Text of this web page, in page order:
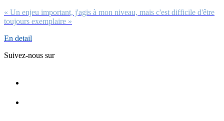
« Un enjeu important, j'agis à mon niveau, mais c'est difficile d'être
toujours exemplaire »
En detail
Suivez-nous sur